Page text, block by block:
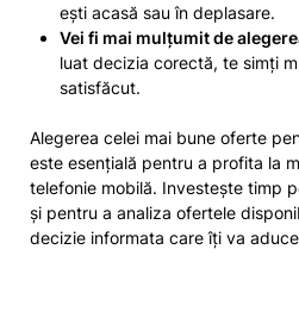
ești acasă sau în deplasare.
Vei fi mai mulțumit de
luat decizia corectă, te simți
satisfăcut.
Alegerea celei mai bune oferte
este esențială pentru a profita la
telefonie mobilă. Investește timp
și pentru a analiza ofertele
decizie informata care îți va